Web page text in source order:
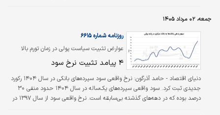
فضای بازار منجر نشده است.
جمعه، ۰۲ مرداد ۱۴۰۵
عوارض تثبیت سیاست پولی در زمان تورم بالا
روزنامه شماره ۶۶۱۵
۴ پیامد تثبیت نرخ سود
دنیای اقتصاد - حامد آذرگون:
نرخ واقعی سود سپرده‌های بانکی در سال ۱۴۰۴ رکورد
جدیدی ثبت کرد. سود واقعی سپرده‌های یک‌ساله در سال ۱۴۰۴ حدود منفی ۳۰
درصد بوده که در دهه‌های گذشته بی‌سابقه است. نرخ واقعی سود از سال ۱۳۹۷ در